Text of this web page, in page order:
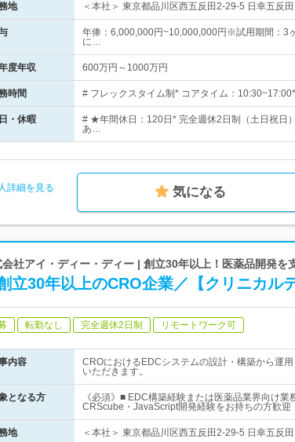
地 ＜本社＞ 東京都品川区西五反田2-29-5 日幸五
年俸：6,000,000円~10,000,000円※試用期間：3
に…
度年収 600万円～1000万円
時間 # フレックスタイム制* コアタイム：
・休暇
# ★年間休日：120日* 完全週休2日制（土日祝日
あ…
詳細を見る 気になる
会社アイ・ディー・ディー | 創立30年以上！医薬品開発を
立30年以上のCRO企業／【クリニカル
転勤なし 完全週休2日制 リモートワーク可
内容
CROにおけるEDCシステムの設計・構築から運
いただきます。
となる方
《必須》■ EDC構築経験または医薬品業界向け
CRScube・JavaScript開発経験をお持ちの方歓迎
地 ＜本社＞ 東京都品川区西五反田2-29-5 日幸五